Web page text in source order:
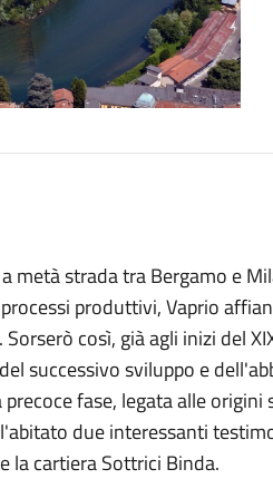
metà strada tra Bergamo e
produttivi, Vaprio
così, già agli inizi del
successivo sviluppo e
fase, legata alle
due interessanti
la cartiera Sottrici Binda.